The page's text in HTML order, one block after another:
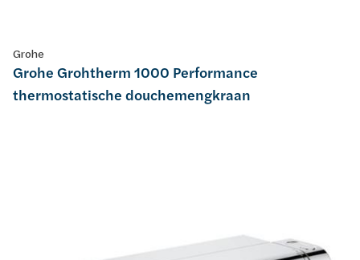
Grohe
Grohe Grohtherm 1000 Performance
thermostatische douchemengkraan